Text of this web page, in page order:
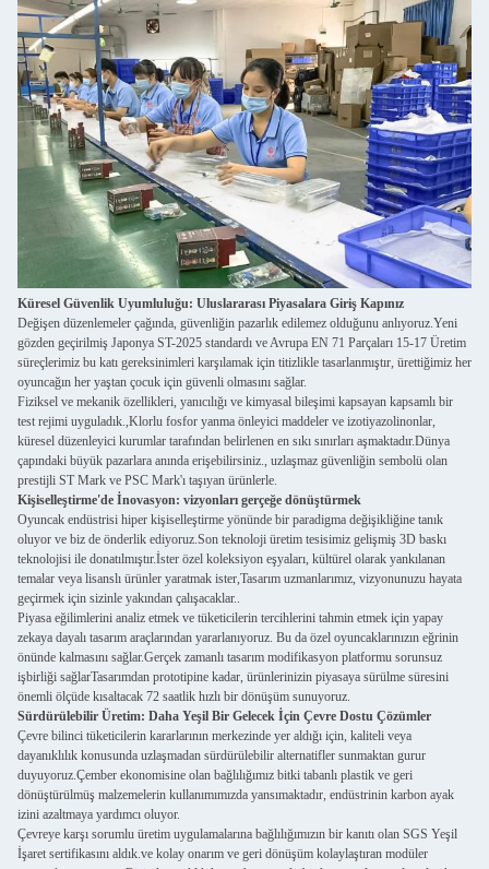
Küresel Güvenlik Uyumluluğu: Uluslararası Piyasalara Giriş Kapınız
Değişen düzenlemeler çağında, güvenliğin pazarlık edilemez olduğunu anlıyoruz.Yeni
gözden geçirilmiş Japonya ST-2025 standardı ve Avrupa EN 71 Parçaları 15-17 Üretim
süreçlerimiz bu katı gereksinimleri karşılamak için titizlikle tasarlanmıştır, ürettiğimiz her
oyuncağın her yaştan çocuk için güvenli olmasını sağlar.
Fiziksel ve mekanik özellikleri, yanıcılığı ve kimyasal bileşimi kapsayan kapsamlı bir
test rejimi uyguladık.,Klorlu fosfor yanma önleyici maddeler ve izotiyazolinonlar,
küresel düzenleyici kurumlar tarafından belirlenen en sıkı sınırları aşmaktadır.Dünya
çapındaki büyük pazarlara anında erişebilirsiniz., uzlaşmaz güvenliğin sembolü olan
prestijli ST Mark ve PSC Mark'ı taşıyan ürünlerle.
Kişiselleştirme'de İnovasyon: vizyonları gerçeğe dönüştürmek
Oyuncak endüstrisi hiper kişiselleştirme yönünde bir paradigma değişikliğine tanık
oluyor ve biz de önderlik ediyoruz.Son teknoloji üretim tesisimiz gelişmiş 3D baskı
teknolojisi ile donatılmıştır.İster özel koleksiyon eşyaları, kültürel olarak yankılanan
temalar veya lisanslı ürünler yaratmak ister,Tasarım uzmanlarımız, vizyonunuzu hayata
geçirmek için sizinle yakından çalışacaklar..
Piyasa eğilimlerini analiz etmek ve tüketicilerin tercihlerini tahmin etmek için yapay
zekaya dayalı tasarım araçlarından yararlanıyoruz. Bu da özel oyuncaklarınızın eğrinin
önünde kalmasını sağlar.Gerçek zamanlı tasarım modifikasyon platformu sorunsuz
işbirliği sağlarTasarımdan prototipine kadar, ürünlerinizin piyasaya sürülme süresini
önemli ölçüde kısaltacak 72 saatlik hızlı bir dönüşüm sunuyoruz.
Sürdürülebilir Üretim: Daha Yeşil Bir Gelecek İçin Çevre Dostu Çözümler
Çevre bilinci tüketicilerin kararlarının merkezinde yer aldığı için, kaliteli veya
dayanıklılık konusunda uzlaşmadan sürdürülebilir alternatifler sunmaktan gurur
duyuyoruz.Çember ekonomisine olan bağlılığımız bitki tabanlı plastik ve geri
dönüştürülmüş malzemelerin kullanımımızda yansımaktadır, endüstrinin karbon ayak
izini azaltmaya yardımcı oluyor.
Çevreye karşı sorumlu üretim uygulamalarına bağlılığımızın bir kanıtı olan SGS Yeşil
İşaret sertifikasını aldık.ve kolay onarım ve geri dönüşüm kolaylaştıran modüler